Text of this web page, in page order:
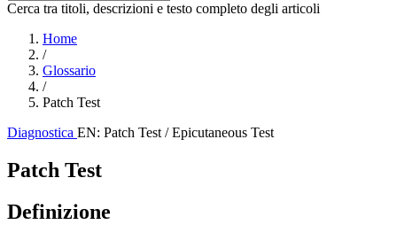
Cerca tra titoli, descrizioni e testo completo degli articoli
Home
/
Glossario
/
Patch Test
Diagnostica EN: Patch Test / Epicutaneous Test
Patch Test
Definizione